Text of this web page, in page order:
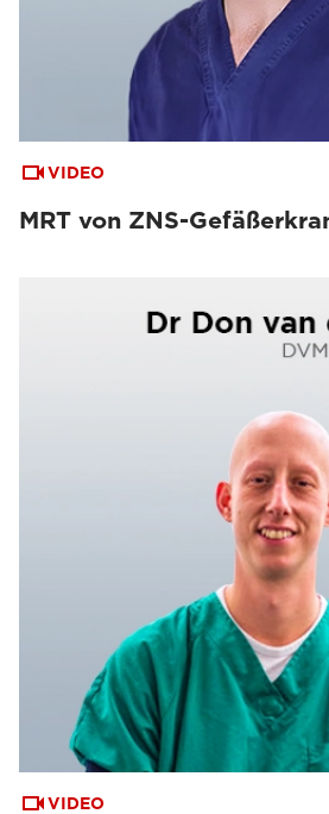
VIDEO
MRT von ZNS-
VIDEO